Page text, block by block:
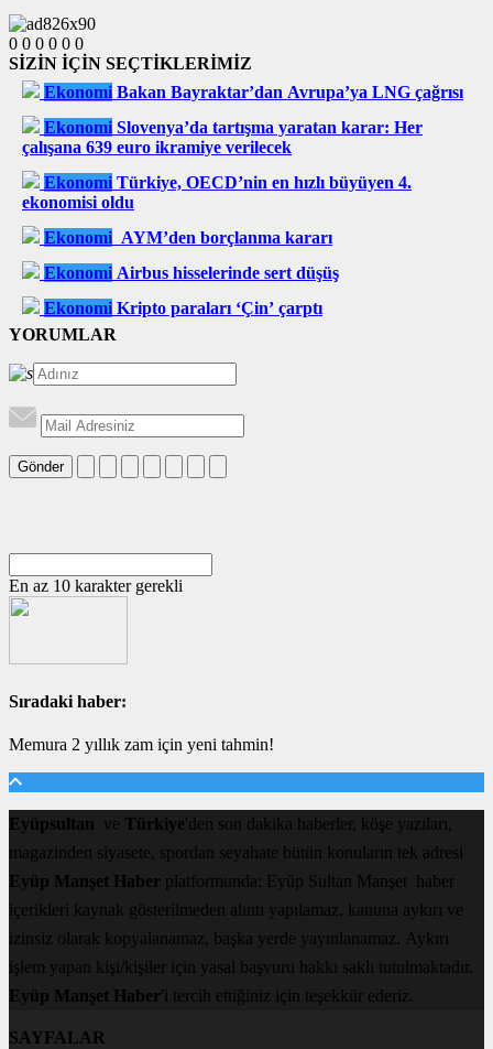
0 0 0 0 0 0
SİZİN İÇİN SEÇTİKLERİMİZ
Ekonomi Bakan Bayraktar’dan Avrupa’ya LNG çağrısı
Ekonomi Slovenya’da tartışma yaratan karar: Her
çalışana 639 euro ikramiye verilecek
Ekonomi Türkiye, OECD’nin en hızlı büyüyen 4.
ekonomisi oldu
Ekonomi AYM’den borçlanma kararı
Ekonomi Airbus hisselerinde sert düşüş
Ekonomi Kripto paraları ‘Çin’ çarptı
YORUMLAR
Gönder
En az 10 karakter gerekli
Sıradaki haber:
Memura 2 yıllık zam için yeni tahmin!
Eyüpsultan ve Türkiye'den son dakika haberler, köşe yazıları,
magazinden siyasete, spordan seyahate bütün konuların tek adresi
Eyüp Manşet Haber platformunda; Eyüp Sultan Manşet haber
içerikleri kaynak gösterilmeden alıntı yapılamaz, kanuna aykırı ve
izinsiz olarak kopyalanamaz, başka yerde yayınlanamaz. Aykırı
işlem yapan kişi/kişiler için yasal başvuru hakkı saklı tutulmaktadır.
Eyüp Manşet Haber'i tercih ettiğiniz için teşekkür ederiz.
SAYFALAR